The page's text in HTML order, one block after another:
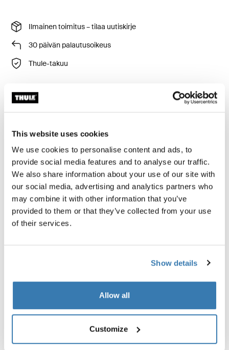
This website uses cookies
We use cookies to personalise content and ads, to
provide social media features and to analyse our traffic.
We also share information about your use of our site with
our social media, advertising and analytics partners who
may combine it with other information that you’ve
provided to them or that they’ve collected from your use
of their services.
Show details
Allow all
Customize
Ilmainen toimitus – tilaa uutiskirje
30 päivän palautusoikeus
Thule-takuu
Kestävä salkku, joka mahdollistaa laitteen käytön laukun
Toggle overview
Tuotteen kuvaus
Toggle features
Kaikki ominaisuudet
Toggle techspec
Tekniset tiedot
Toggle overview